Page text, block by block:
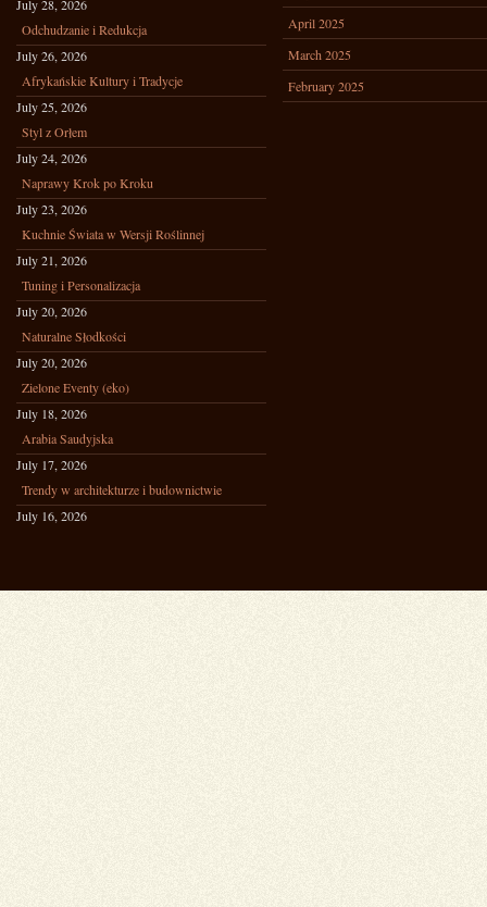
July 28, 2026
Odchudzanie i Redukcja
July 26, 2026
Afrykańskie Kultury i Tradycje
July 25, 2026
Styl z Orłem
July 24, 2026
Naprawy Krok po Kroku
July 23, 2026
Kuchnie Świata w Wersji Roślinnej
July 21, 2026
Tuning i Personalizacja
July 20, 2026
Naturalne Słodkości
July 20, 2026
Zielone Eventy (eko)
July 18, 2026
Arabia Saudyjska
July 17, 2026
Trendy w architekturze i budownictwie
July 16, 2026
April 2025
March 2025
February 2025